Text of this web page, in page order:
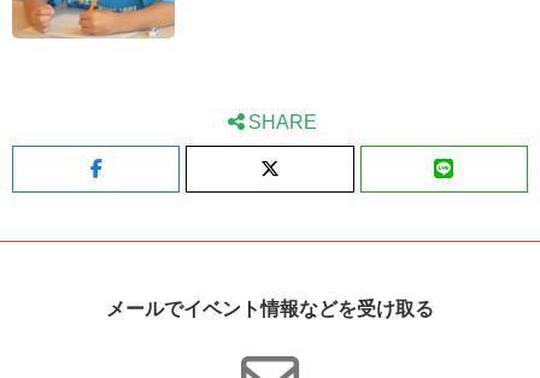
SHARE
Facebook LINE
メールでイベント情報などを受け取る